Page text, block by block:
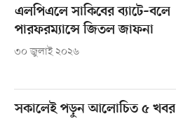
এলপিএলে সাকিবের ব্যাটে–বলে
পারফরম্যান্সে জিতল জাফনা
৩০ জুলাই ২০২৬
সকালেই পড়ুন আলোচিত ৫ খবর